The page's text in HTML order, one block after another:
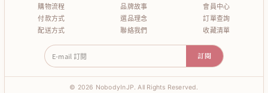
購物流程
付款方式
配送方式
品牌故事
選品理念
聯絡我們
會員中心
訂單查詢
收藏清單
E-mail 訂閱 訂閱
© 2026 NobodyInJP. All Rights Reserved.